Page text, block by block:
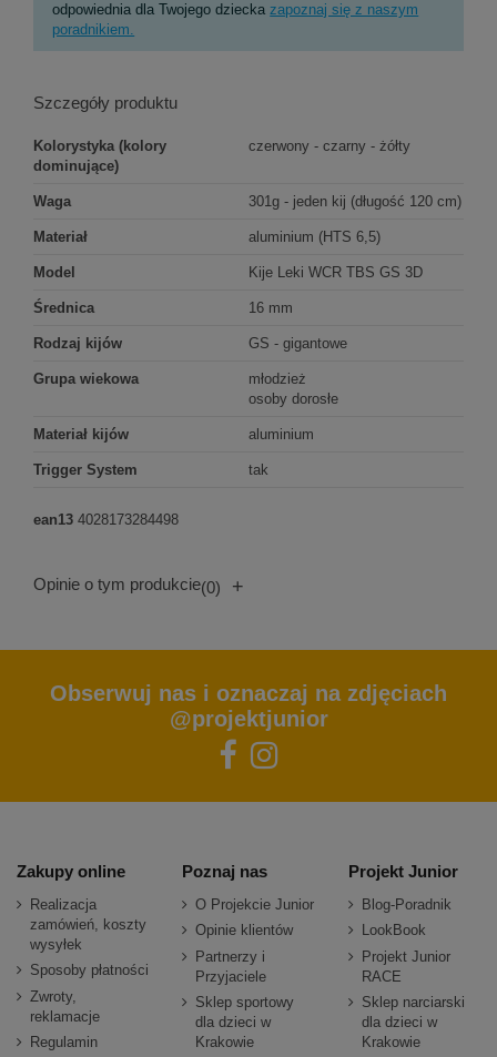
odpowiednia dla Twojego dziecka zapoznaj się z naszym
poradnikiem.
Szczegóły produktu
Kolorystyka (kolory
dominujące)
czerwony - czarny - żółty
Waga 301g - jeden kij (długość 120 cm)
Materiał aluminium (HTS 6,5)
Model Kije Leki WCR TBS GS 3D
Średnica 16 mm
Rodzaj kijów GS - gigantowe
Grupa wiekowa
młodzież
osoby dorosłe
Materiał kijów aluminium
Trigger System tak
ean13 4028173284498
Opinie o tym produkcie(0) +
Obserwuj nas i oznaczaj na zdjęciach
@projektjunior
Zakupy online
Realizacja
zamówień, koszty
wysyłek
Sposoby płatności
Zwroty,
reklamacje
Regulamin
Poznaj nas
O Projekcie Junior
Opinie klientów
Partnerzy i
Przyjaciele
Sklep sportowy
dla dzieci w
Krakowie
Projekt Junior
Blog-Poradnik
LookBook
Projekt Junior
RACE
Sklep narciarski
dla dzieci w
Krakowie